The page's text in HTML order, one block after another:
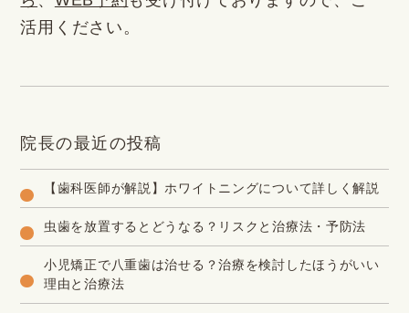
活用ください。
院長の最近の投稿
【歯科医師が解説】ホワイトニングについて詳しく解説
虫歯を放置するとどうなる？リスクと治療法・予防法
小児矯正で八重歯は治せる？治療を検討したほうがいい
理由と治療法